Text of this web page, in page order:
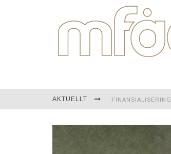
AKTUELLT
TEKNOLOGI FÖR